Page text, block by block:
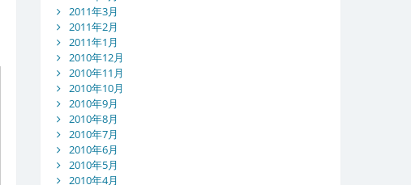
2011年3月
2011年2月
2011年1月
2010年12月
2010年11月
2010年10月
2010年9月
2010年8月
2010年7月
2010年6月
2010年5月
2010年4月